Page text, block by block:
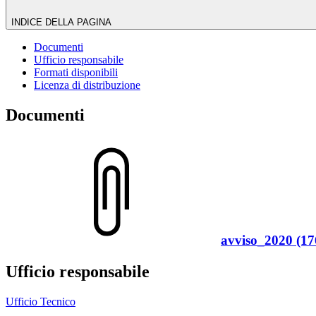
INDICE DELLA PAGINA
Documenti
Ufficio responsabile
Formati disponibili
Licenza di distribuzione
Documenti
avviso_2020
Ufficio responsabile
Ufficio Tecnico